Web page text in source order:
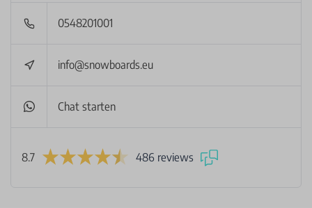
0548201001
info@snowboards.eu
Chat starten
8.7 486 reviews